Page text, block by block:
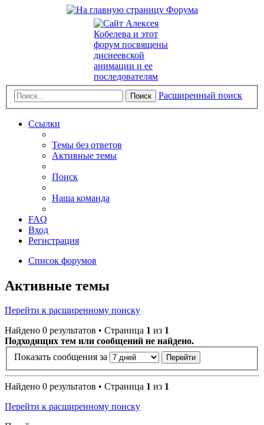
Поиск Расширенный поиск
Ссылки
Темы без ответов
Активные темы
Поиск
Наша команда
FAQ
Вход
Регистрация
Список форумов
Активные темы
Перейти к расширенному поиску
Найдено 0 результатов • Страница 1 из 1
Подходящих тем или сообщений не найдено.
Показать сообщения за
Найдено 0 результатов • Страница 1 из 1
Перейти к расширенному поиску